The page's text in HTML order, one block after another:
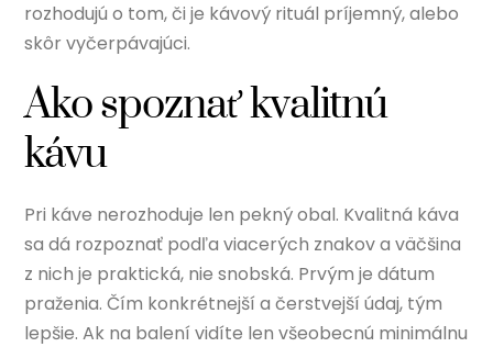
rozhodujú o tom, či je kávový rituál príjemný, alebo
skôr vyčerpávajúci.
Ako spoznať kvalitnú
kávu
Pri káve nerozhoduje len pekný obal. Kvalitná káva
sa dá rozpoznať podľa viacerých znakov a väčšina
z nich je praktická, nie snobská. Prvým je dátum
praženia. Čím konkrétnejší a čerstvejší údaj, tým
lepšie. Ak na balení vidíte len všeobecnú minimálnu